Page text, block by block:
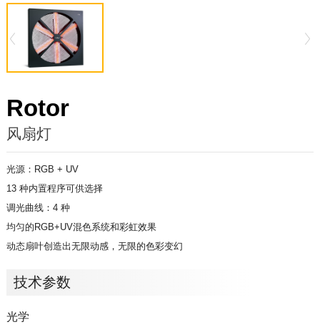
Rotor
风扇灯
光源：RGB + UV
13 种内置程序可供选择
调光曲线：4 种
均匀的RGB+UV混色系统和彩虹效果
动态扇叶创造出无限动感，无限的色彩变幻
技术参数
光学